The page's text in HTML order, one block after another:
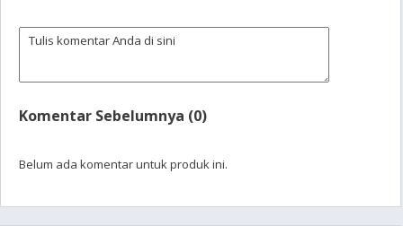
Komentar Sebelumnya (0)
Belum ada komentar untuk produk ini.